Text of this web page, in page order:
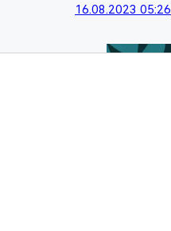
16.08.2023 05:26